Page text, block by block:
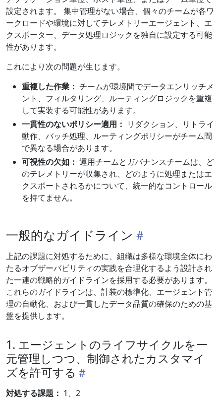
設定されます。 集中管理がない場合、個々のチームが各ワ
ークロードや環境に対してテレメトリーエージェント、エ
クスポーター、データ処理ロジックを独自に設定する可能
性があります。
これにより次の問題が生じます。
重複した作業： チームが環境間でデータエンリッチメ
ント、フィルタリング、ルーティングロジックを重複
して実装する可能性があります。
一貫性のないポリシー適用： リダクション、リトライ
動作、バッチ処理、ルーティングポリシーがチーム間
で異なる場合があります。
可視性の欠如： 運用チームとガバナンスチームは、ど
のテレメトリーが収集され、どのように処理またはエ
クスポートされるかについて、統一的なコントロール
を持てません。
一般的なガイドライン
上記の課題に対処するために、組織は多様な環境全体にわ
たるオブザーバビリティの実践を合理化するよう設計され
た一連の戦略的ガイドラインを採用する必要があります。
これらのガイドラインは、計装の標準化、エージェント管
理の自動化、および一貫したデータ品質の確保のための基
盤を提供します。
1. エージェントのライフサイクルを一
元管理しつつ、制御されたカスタマイ
ズを許可する
対処する課題： 1、2